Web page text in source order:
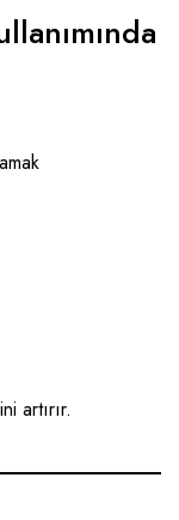
artırır.